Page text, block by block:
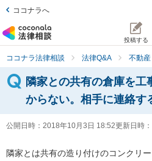
ココナラへ
投稿する
ココナラ法律相談 法律Q&A 不動
隣家との共有の倉庫を
からない。相手に連絡す
公開日時： 2018年10月3日 18:52更新日時：
隣家とは共有の造り付けのコンクリ